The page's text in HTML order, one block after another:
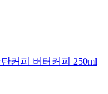
커피 버터커피 250ml